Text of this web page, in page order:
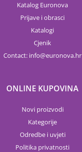
Katalog Euronova
Prijave i obrasci
Katalogi
Cjenik
Contact: info euronova.hr
ONLINE KUPOVINA
Novi proizvodi
Kategorije
Odredbe i uvjeti
Politika privatnosti